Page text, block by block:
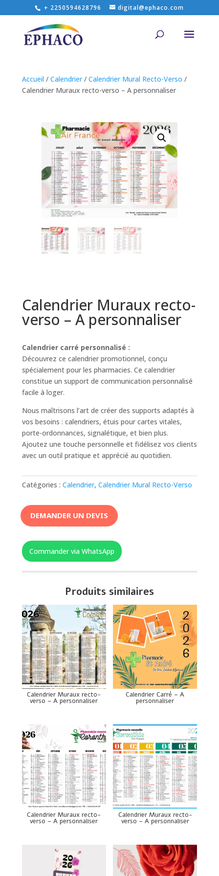
+ 2250594628796 digital@ephaco.com
Accueil / Calendrier/ Calendrier Mural Recto-Verso /
Calendrier Muraux recto-verso – A personnaliser
Calendrier Muraux recto-
verso – A personnaliser
Calendrier carré personnalisé :
Découvrez ce calendrier promotionnel, conçu
spécialement pour les pharmacies. Ce calendrier
constitue un support de communication personnalisé
facile à loger.
Nous maîtrisons l’art de créer des supports adaptés à
vos besoins : calendriers, étuis pour cartes vitales,
porte-ordonnances, signalétique, et bien plus.
Ajoutez une touche personnelle et fidélisez vos clients
avec un outil pratique et apprécié au quotidien.
Catégories : Calendrier, Calendrier Mural Recto-Verso
DEMANDER UN DEVIS
Commander via WhatsApp
Produits similaires
Calendrier Muraux recto-
verso – A personnaliser
Calendrier Carré – A
personnaliser
Calendrier Muraux recto-
verso – A personnaliser
Calendrier Muraux recto-
verso – A personnaliser